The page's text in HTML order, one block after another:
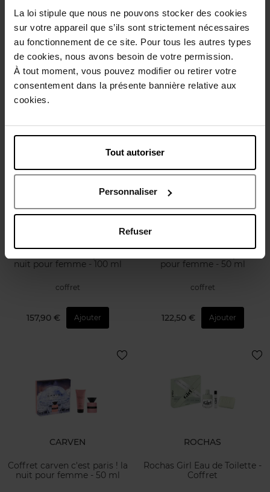
La loi stipule que nous ne pouvons stocker des cookies
sur votre appareil que s’ils sont strictement nécessaires
au fonctionnement de ce site. Pour tous les autres types
de cookies, nous avons besoin de votre permission.
À tout moment, vous pouvez modifier ou retirer votre
consentement dans la présente bannière relative aux
cookies.
Tout autoriser
Personnaliser
Refuser
DKNY
BE DELICIOUS + GEL
DOUCHE
coffret
Idôle Eau de Parfum Set
coffret
nuit pour femme - 100 ml
coffret
157,90 € Ajouter
pour femme - 50 ml
coffret
122,50 € Ajouter
CARVEN
Coffret carven c'est paris ! la
nuit pour femme - 50 ml
ROCHAS
Rochas Girl Eau de Toilette -
Coffret